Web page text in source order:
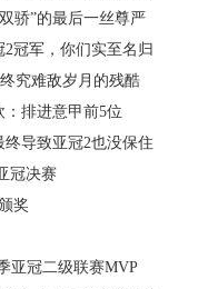
骄”的最后一丝尊严
冠军，你们实至名归
究难敌岁月的残酷
：排进意甲前5位
导致亚冠2也没保住
冠决赛
奖
亚冠二级联赛MVP